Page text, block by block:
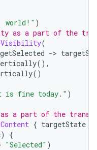
world!" )
as a part of the
(
->
(),
()
is fine today." )
as a part of the
{ targetState
)
{
"Selected" )